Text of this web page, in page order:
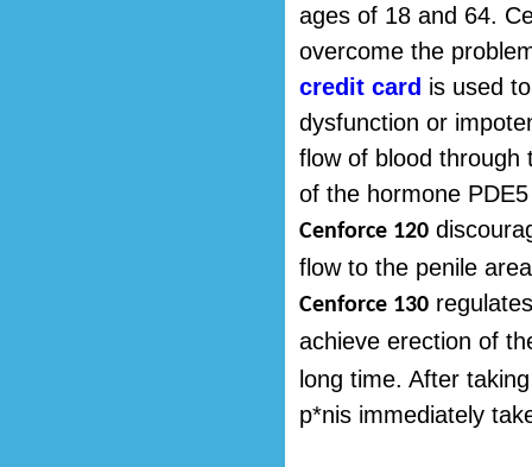
ages of 18 and 64.
overcome the
credit card is used
dysfunction or
flow of blood through
of the hormone
Cenforce 120
flow to the penile
Cenforce 130
achieve erection of
long time. After
p*nis immediately